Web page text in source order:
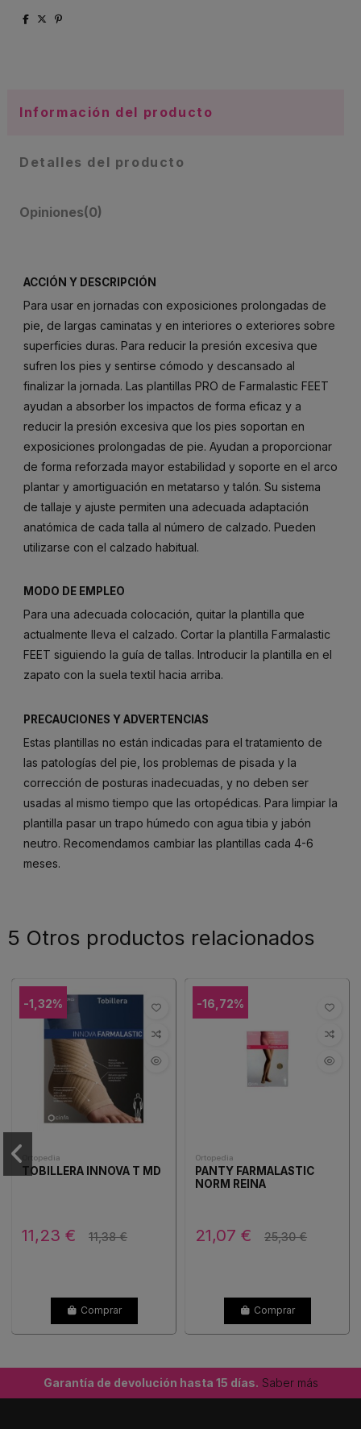
Información del producto
Detalles del producto
Opiniones(0)
ACCIÓN Y DESCRIPCIÓN
Para usar en jornadas con exposiciones prolongadas de
pie, de largas caminatas y en interiores o exteriores sobre
superficies duras. Para reducir la presión excesiva que
sufren los pies y sentirse cómodo y descansado al
finalizar la jornada. Las plantillas PRO de Farmalastic FEET
ayudan a absorber los impactos de forma eficaz y a
reducir la presión excesiva que los pies soportan en
exposiciones prolongadas de pie. Ayudan a proporcionar
de forma reforzada mayor estabilidad y soporte en el arco
plantar y amortiguación en metatarso y talón. Su sistema
de tallaje y ajuste permiten una adecuada adaptación
anatómica de cada talla al número de calzado. Pueden
utilizarse con el calzado habitual.
MODO DE EMPLEO
Para una adecuada colocación, quitar la plantilla que
actualmente lleva el calzado. Cortar la plantilla Farmalastic
FEET siguiendo la guía de tallas. Introducir la plantilla en el
zapato con la suela textil hacia arriba.
PRECAUCIONES Y ADVERTENCIAS
Estas plantillas no están indicadas para el tratamiento de
las patologías del pie, los problemas de pisada y la
corrección de posturas inadecuadas, y no deben ser
usadas al mismo tiempo que las ortopédicas. Para limpiar la
plantilla pasar un trapo húmedo con agua tibia y jabón
neutro. Recomendamos cambiar las plantillas cada 4-6
meses.
5 Otros productos relacionados
-1,32%
Ortopedia
TOBILLERA INNOVA T MD
11,23 € 11,38 €
Comprar
-16,72%
Ortopedia
PANTY FARMALASTIC
NORM REINA
21,07 € 25,30 €
Comprar
Garantía de devolución hasta 15 días. Saber más